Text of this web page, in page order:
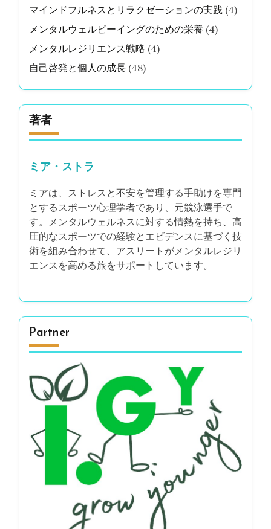
マインドフルネスとリラクゼーションの実践 (4)
メンタルウェルビーイングのための栄養 (4)
メンタルレジリエンス戦略 (4)
自己啓発と個人の成長 (48)
著者
ミア・ストラ
ミアは、ストレスと不安を管理する手助けを専門
とするスポーツ心理学者であり、元競泳選手で
す。メンタルウェルネスに対する情熱を持ち、高
圧的なスポーツでの経験とエビデンスに基づく技
術を組み合わせて、アスリートがメンタルレジリ
エンスを高める旅をサポートしています。
Partner